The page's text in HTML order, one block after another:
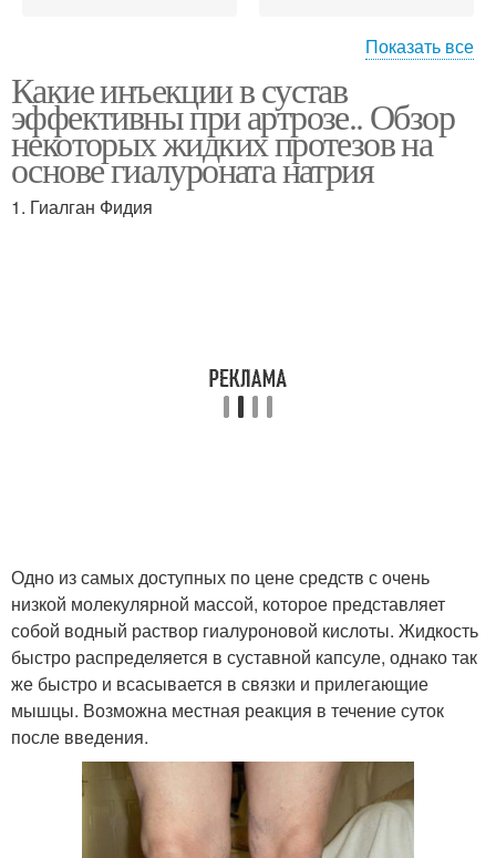
Уколы от боли
сустава
Уколы при синовите
Показать все
Какие инъекции в сустав
эффективны при артрозе.. Обзор
некоторых жидких протезов на
основе гиалуроната натрия
1. Гиалган Фидия
Одно из самых доступных по цене средств с очень
низкой молекулярной массой, которое представляет
собой водный раствор гиалуроновой кислоты. Жидкость
быстро распределяется в суставной капсуле, однако так
же быстро и всасывается в связки и прилегающие
мышцы. Возможна местная реакция в течение суток
после введения.